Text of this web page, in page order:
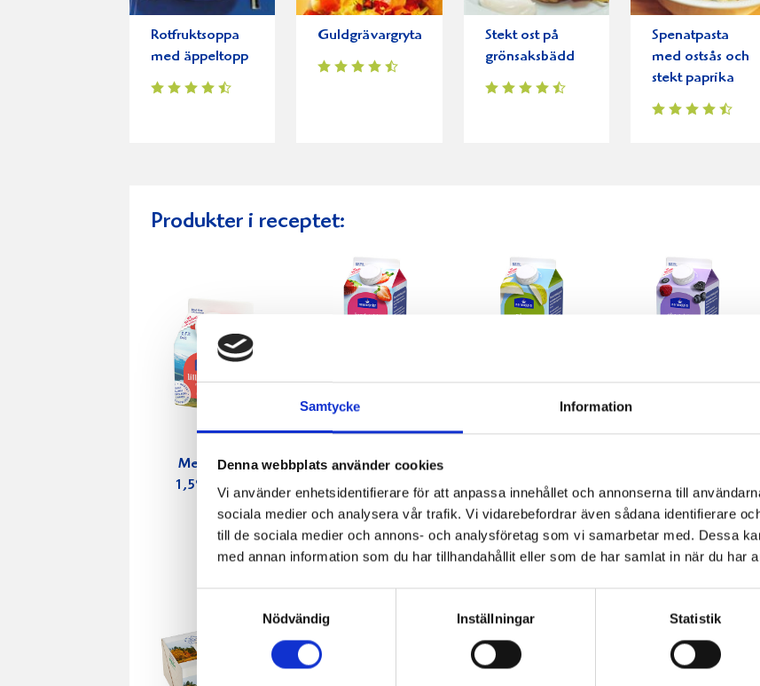
Samtycke Information
Denna webbplats använder cookies
Vi använder enhetsidentifierare för att anpassa innehållet och annonserna till
sociala medier och analysera vår trafik. Vi vidarebefordrar även sådana identifierare
till de sociala medier och annons- och analysföretag som vi samarbetar med. Dessa
med annan information som du har tillhandahållit eller som de har samlat in när du har
Nödvändig
Inställningar Statistik
Rotfruktsoppa
med äppeltopp
Guldgrävargryta
Stekt ost på
grönsaksbädd
Spenatpasta
med ostsås och
stekt paprika
Produkter i receptet:
Mellanmjölk
1,5% laktosfri
3dl
Jordgubbsfil
2,7% 1000g
1000g
2,7% 1000g